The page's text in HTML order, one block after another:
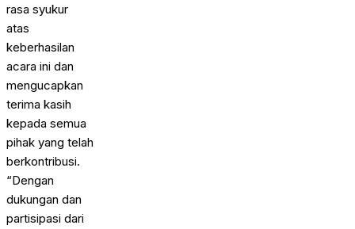
rasa syukur
atas
keberhasilan
acara ini dan
mengucapkan
terima kasih
kepada semua
pihak yang telah
berkontribusi.
“Dengan
dukungan dan
partisipasi dari